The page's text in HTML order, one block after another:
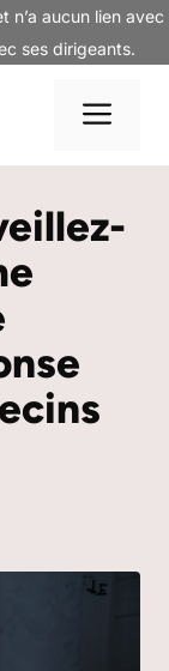
n’a aucun lien avec
ses dirigeants.